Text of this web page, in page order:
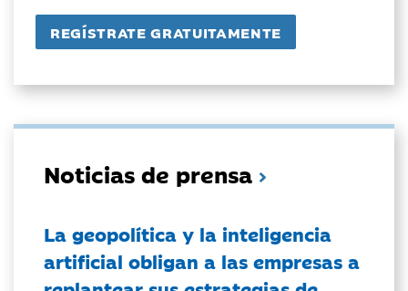
Noticias de prensa
La geopolítica y la inteligencia
artificial obligan a las empresas a